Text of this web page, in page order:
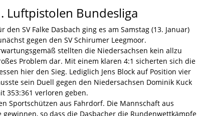
Luftpistolen Bundesliga
den SV Falke Dasbach ging es am Samstag (13. Januar)
gegen den SV Schirumer Leegmoor.
stellten die Niedersachsen kein allzu
Problem dar. Mit einem klaren 4:1 sicherten sich die
hier den Sieg. Lediglich Jens Block auf Position vier
sein Duell gegen den Niedersachsen Dominik Kuck
353:361 verloren geben.
Sportschützen aus Fahrdorf. Die Mannschaft aus
so dass die Dasbacher die Rundenwettkämpfe